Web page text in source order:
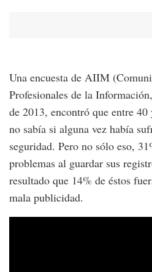
Una encuesta de AIIM
Profesionales de la
de 2013, encontró que entre
no sabía si alguna vez había
seguridad. Pero no sólo eso,
problemas al guardar sus
resultado que 14% de éstos
mala publicidad.